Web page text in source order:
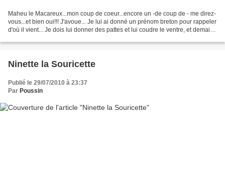
Maheu le Macareux...mon coup de coeur...encore un -de coup de - me direz-
vous...et bien oui!!! J'avoue... Je lui ai donné un prénom breton pour rappeler
d'où il vient... Je dois lui donner des pattes et lui coudre le ventre, et demain
Ninette la Souricette
Publié le 29/07/2010 à 23:37
Par Poussin